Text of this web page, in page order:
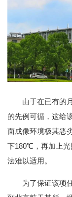
由于在已有的
的先例可循，这给
面成像环境极其恶
下180℃，再加上光
法难以适用。
为了保证该项